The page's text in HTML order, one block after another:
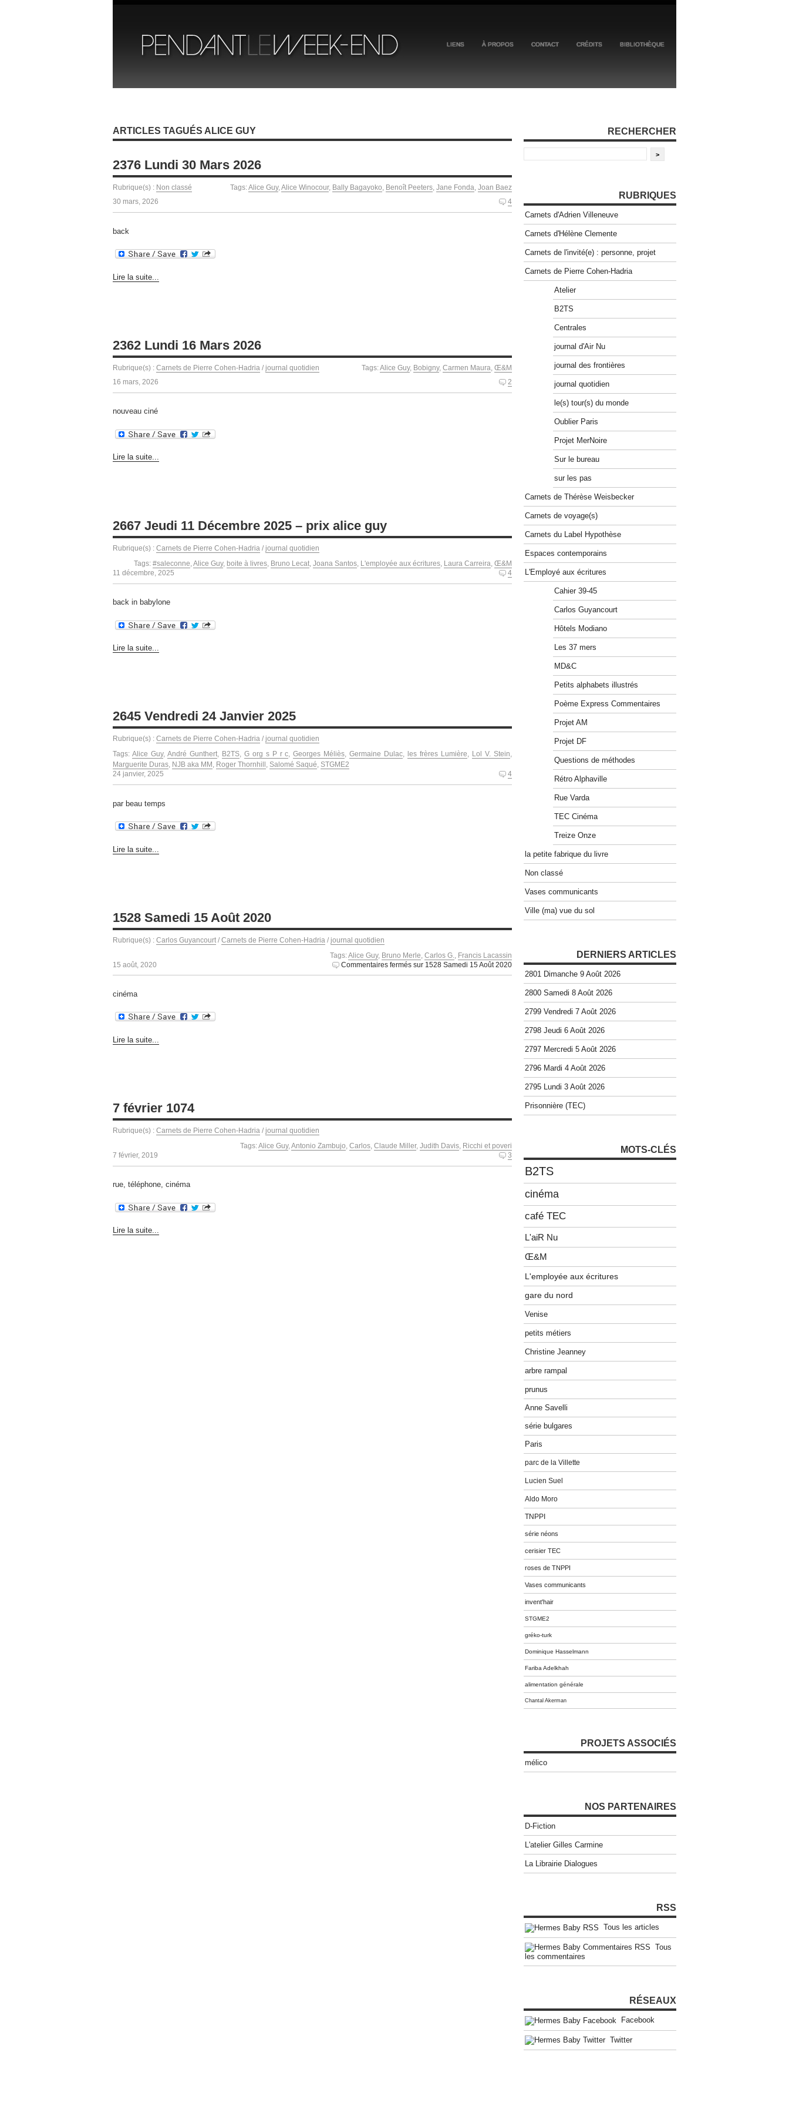
LIENS À PROPOS CONTACT CRÉDITS BIBLIOTHÈQUE
ARTICLES TAGUÉS ALICE GUY
2376 Lundi 30 Mars 2026
Rubrique(s) : Non classé Tags:Alice Guy,Alice Winocour, Bally Bagayoko, Benoît Peeters, Jane Fonda, Joan Baez
30 mars, 2026
4
back
Lire la suite...
2362 Lundi 16 Mars 2026
Rubrique(s) : Carnets de Pierre Cohen-Hadria / journal quotidien Tags:Alice Guy, Bobigny, Carmen Maura Œ&M
16 mars, 2026
2
nouveau ciné
Lire la suite...
2667 Jeudi 11 Décembre 2025 – prix alice guy
Rubrique(s) : Carnets de Pierre Cohen-Hadria / journal quotidien
Tags: #saleconne Alice Guy, boite à livres Bruno Lecat Joana Santos L'employée aux écritures Laura Carreira Œ&M
11 décembre, 2025
4
back in babylone
Lire la suite...
2645 Vendredi 24 Janvier 2025
Rubrique(s) : Carnets de Pierre Cohen-Hadria / journal quotidien
Tags: Alice Guy, André Gunthert, B2TS, G org s P r c,Georges Méliès,Germaine Dulac, les frères Lumière, Lol V. Stein,
Marguerite Duras, NJB aka MM , Roger Thornhill , Salomé Saqué, STGME2
24 janvier, 2025
4
par beau temps
Lire la suite...
1528 Samedi 15 Août 2020
Rubrique(s) : Carlos Guyancourt / Carnets de Pierre Cohen-Hadria / journal quotidien
Tags:Alice Guy, Bruno Merle, Carlos G., Francis Lacassin
15 août, 2020
Commentaires fermés sur 1528 Samedi 15 Août 2020
cinéma
Lire la suite...
7 février 1074
Rubrique(s) : Carnets de Pierre Cohen-Hadria / journal quotidien
Tags:Alice Guy,Antonio Zambujo, Carlos, Claude Miller, Judith Davis, Ricchi et poveri
7 février, 2019
3
rue, téléphone, cinéma
Lire la suite...
RECHERCHER
RUBRIQUES
Carnets d'Adrien Villeneuve
Carnets d'Hélène Clemente
Carnets de l'invité(e) : personne, projet
Carnets de Pierre Cohen-Hadria
Atelier
B2TS
Centrales
journal d'Air Nu
journal des frontières
journal quotidien
le(s) tour(s) du monde
Oublier Paris
Projet MerNoire
Sur le bureau
sur les pas
Carnets de Thérèse Weisbecker
Carnets de voyage(s)
Carnets du Label Hypothèse
Espaces contemporains
L'Employé aux écritures
Cahier 39-45
Carlos Guyancourt
Hôtels Modiano
Les 37 mers
MD&C
Petits alphabets illustrés
Poème Express Commentaires
Projet AM
Projet DF
Questions de méthodes
Rétro Alphaville
Rue Varda
TEC Cinéma
Treize Onze
la petite fabrique du livre
Non classé
Vases communicants
Ville (ma) vue du sol
DERNIERS ARTICLES
2801 Dimanche 9 Août 2026
2800 Samedi 8 Août 2026
2799 Vendredi 7 Août 2026
2798 Jeudi 6 Août 2026
2797 Mercredi 5 Août 2026
2796 Mardi 4 Août 2026
2795 Lundi 3 Août 2026
Prisonnière (TEC)
MOTS-CLÉS
B2TS
cinéma
café TEC
L'aiR Nu
Œ&M
L'employée aux écritures
gare du nord
Venise
petits métiers
Christine Jeanney
arbre rampal
prunus
Anne Savelli
série bulgares
Paris
parc de la Villette
Lucien Suel
Aldo Moro
TNPPI
série néons
cerisier TEC
roses de TNPPI
Vases communicants
invent'hair
STGME2
gréko-turk
Dominique Hasselmann
Fariba Adelkhah
alimentation générale
Chantal Akerman
PROJETS ASSOCIÉS
mélico
NOS PARTENAIRES
D-Fiction
L'atelier Gilles Carmine
La Librairie Dialogues
RSS
Tous les articles
Tous
les commentaires
RÉSEAUX
Facebook
Twitter